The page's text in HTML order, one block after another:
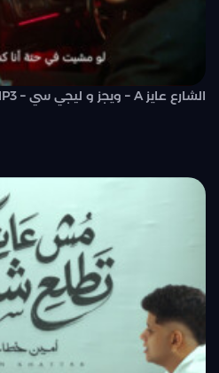
الشارع عايز A – ويجز و ليجي سي – MP3